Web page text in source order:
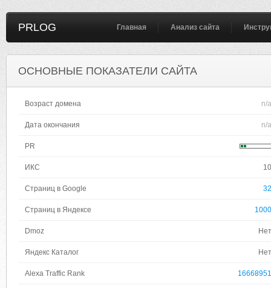
PRLOG Главная Анализ сайта
ОСНОВНЫЕ ПОКАЗАТЕЛИ САЙТА
Возраст домена n/a
Дата окончания n/a
PR
ИКС 10
Страниц в Google 32
Страниц в Яндексе 1000
Dmoz Нет
Яндекс Каталог Нет
Alexa Traffic Rank 16668951